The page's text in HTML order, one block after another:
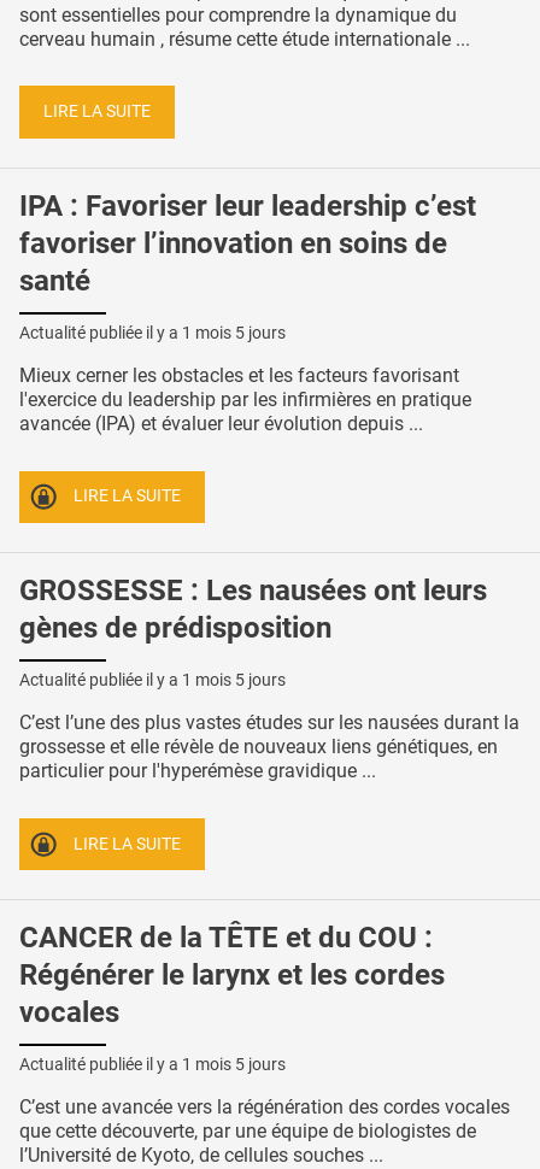
sont essentielles pour comprendre la dynamique du
cerveau humain , résume cette étude internationale ...
LIRE LA SUITE
IPA : Favoriser leur leadership c’est
favoriser l’innovation en soins de
santé
Actualité publiée il y a 1 mois 5 jours
Mieux cerner les obstacles et les facteurs favorisant
l'exercice du leadership par les infirmières en pratique
avancée (IPA) et évaluer leur évolution depuis ...
LIRE LA SUITE
GROSSESSE : Les nausées ont leurs
gènes de prédisposition
Actualité publiée il y a 1 mois 5 jours
C’est l’une des plus vastes études sur les nausées durant la
grossesse et elle révèle de nouveaux liens génétiques, en
particulier pour l'hyperémèse gravidique ...
LIRE LA SUITE
CANCER de la TÊTE et du COU :
Régénérer le larynx et les cordes
vocales
Actualité publiée il y a 1 mois 5 jours
C’est une avancée vers la régénération des cordes vocales
que cette découverte, par une équipe de biologistes de
l’Université de Kyoto, de cellules souches ...